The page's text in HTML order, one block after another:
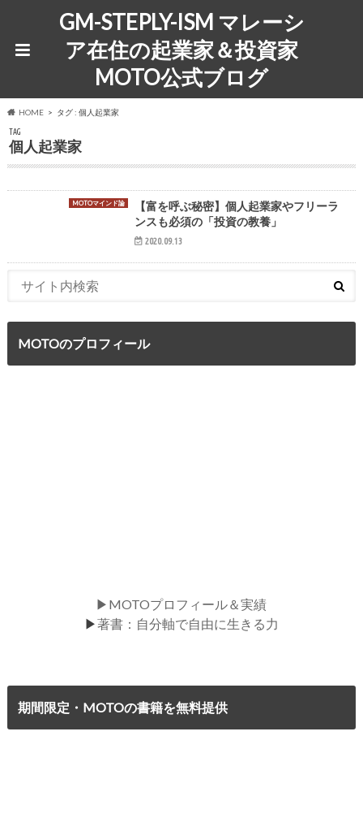
GM-STEPLY-ISM マレーシ
ア在住の起業家＆投資家
MOTO公式ブログ
HOME タグ : 個人起業家
TAG
個人起業家
MOTOマインド論
【富を呼ぶ秘密】個人起業家やフリーラ
ンスも必須の「投資の教養」
2020.09.13
MOTOのプロフィール
▶MOTOプロフィール＆実績
▶著書：自分軸で自由に生きる力
期間限定・MOTOの書籍を無料提供